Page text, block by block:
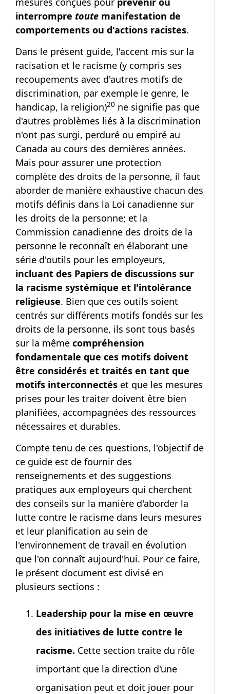
interrompre toute manifestation de
comportements ou d'actions racistes.
Dans le présent guide, l'accent mis sur la
racisation et le racisme (y compris ses
recoupements avec d'autres motifs de
discrimination, par exemple le genre, le
handicap, la religion)Note de bas de page
20 ne signifie pas que
d'autres problèmes liés à la discrimination
n'ont pas surgi, perduré ou empiré au
Canada au cours des dernières années.
Mais pour assurer une protection
complète des droits de la personne, il faut
aborder de manière exhaustive chacun des
motifs définis dans la Loi canadienne sur
les droits de la personne; et la
Commission canadienne des droits de la
personne le reconnaît en élaborant une
série d'outils pour les employeurs,
incluant des Papiers de discussions sur
la racisme systémique et l'intolérance
religieuse. Bien que ces outils soient
centrés sur différents motifs fondés sur les
droits de la personne, ils sont tous basés
sur la même compréhension
fondamentale que ces motifs doivent
être considérés et traités en tant que
motifs interconnectés et que les mesures
prises pour les traiter doivent être bien
planifiées, accompagnées des ressources
nécessaires et durables.
Compte tenu de ces questions, l'objectif de
ce guide est de fournir des
renseignements et des suggestions
pratiques aux employeurs qui cherchent
des conseils sur la manière d'aborder la
lutte contre le racisme dans leurs mesures
et leur planification au sein de
l'environnement de travail en évolution
que l'on connaît aujourd'hui. Pour ce faire,
le présent document est divisé en
plusieurs sections :
Leadership pour la mise en œuvre
des initiatives de lutte contre le
racisme. Cette section traite du rôle
important que la direction d'une
organisation peut et doit jouer pour